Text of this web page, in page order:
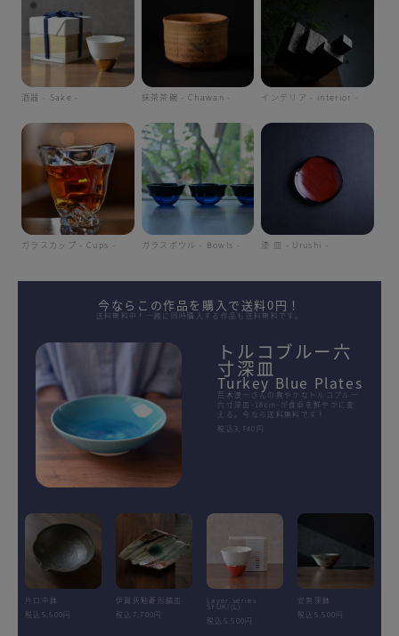
酒器 - Sake - 抹茶茶碗 - Chawan - インテリア - interior -
ガラスカップ - Cups - ガラスボウル - Bowls - 漆 皿 - Urushi -
今ならこの作品を購入で送料0円！
送料無料中！一緒に同時購入する作品も送料無料です。
トルコブルー六
寸深皿
Turkey Blue Plates
荒木漢一さんの爽やかなトルコブルー
六寸深皿-18cm-が食卓を鮮やかに変
える。今なら送料無料です！
税込3,740円
片口中鉢
税込5,500円
伊賀灰釉菱形鎬皿
税込7,700円
Layer.series
SYUKI(L)
税込5,500円
安南深鉢
税込5,500円